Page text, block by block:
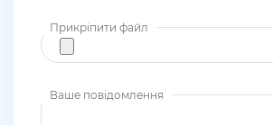
Прикріпити файл
Ваше повідомлення